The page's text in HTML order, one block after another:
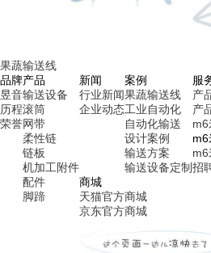
果蔬输送线
品牌
昱音
历程
荣誉
产品
输送设备
滚筒
网带
柔性链
链板
机加工附件
配件
脚蹄
新闻
行业新闻
企业动态
案例
果蔬输送线
工业自动化
自动化输送
设计案例
输送方案
输送设备定制
服
产
产
m6
m6
招
商城
天猫官方商城
京东官方商城